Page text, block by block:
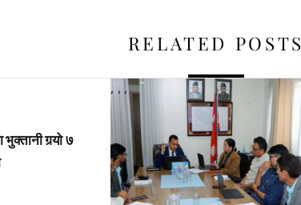
RELATED POSTS
गर्‍यो ७
, , ,